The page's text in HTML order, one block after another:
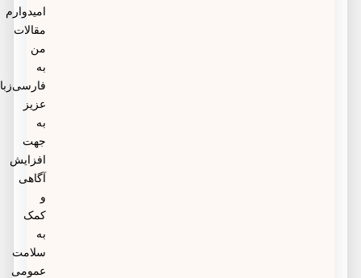
امیدوارم
مقالات
فارسی‌زبانان
افزایش
آگاهی
سلامت
عمومی